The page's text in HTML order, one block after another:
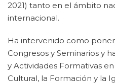
2021) tanto en el ámbito
internacional.
Ha intervenido como
Congresos y Seminarios y
y Actividades Formativas
Cultural, la Formación y la